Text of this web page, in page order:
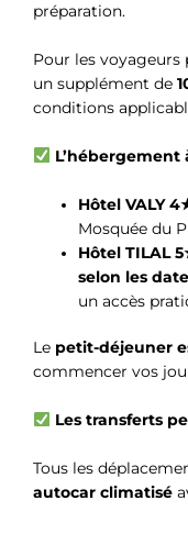
préparation.
Pour les voyageurs
un supplément de
conditions
L’hébergement
Hôtel VALY
Hôtel TILAL
selon les
un accès
Le petit-déjeuner
commencer vos
Les transferts
Tous les
autocar climatisé